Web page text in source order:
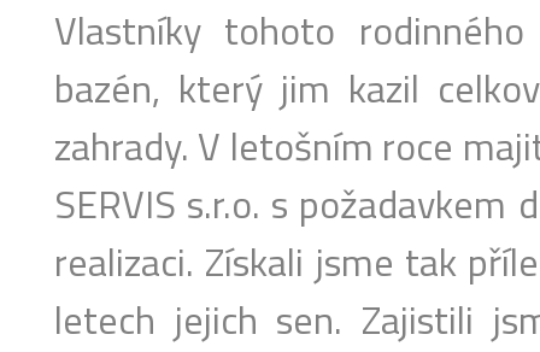
Vlastníky tohoto
bazén, který jim kazil
zahrady. V letošním roce
SERVIS s.r.o. s
realizaci. Získali jsme tak
letech jejich sen. Zajistili